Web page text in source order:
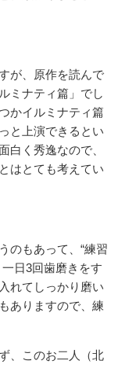
が、原作を読んで
ミナティ篇」でし
かイルミナティ篇
と上演できるとい
白く秀逸なので、
はとても考えてい
のもあって、“練習
日3回歯磨きをす
れてしっかり磨い
ありますので、練
、このお二人（北